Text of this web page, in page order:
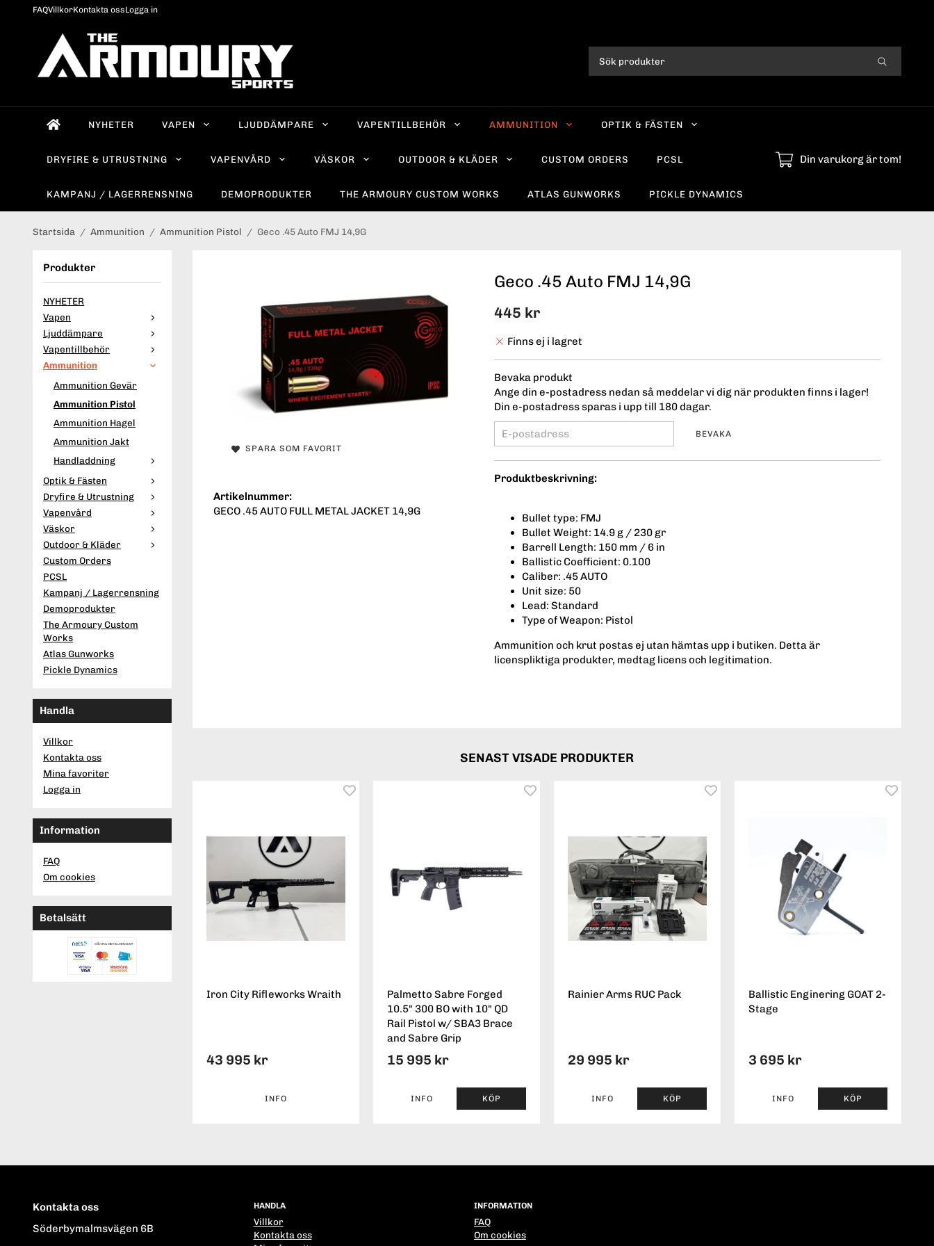
FAQVillkorKontakta ossLogga in
NYHETER VAPEN LJUDDÄMPARE VAPENTILLBEHÖR AMMUNITION OPTIK & FÄSTEN
DRYFIRE & UTRUSTNING VAPENVÅRD VÄSKOR OUTDOOR & KLÄDER CUSTOM ORDERS PCSL
KAMPANJ / LAGERRENSNING DEMOPRODUKTER THE ARMOURY CUSTOM WORKS ATLAS GUNWORKS PICKLE DYNAMICS
Din varukorg är tom!
Startsida / Ammunition / Ammunition Pistol / Geco .45 Auto FMJ 14,9G
Produkter
NYHETER
Vapen
Ljuddämpare
Vapentillbehör
Ammunition
Ammunition Gevär
Ammunition Pistol
Ammunition Hagel
Ammunition Jakt
Handladdning
Optik & Fästen
Dryfire & Utrustning
Vapenvård
Väskor
Outdoor & Kläder
Custom Orders
PCSL
Kampanj / Lagerrensning
Demoprodukter
The Armoury Custom
Works
Atlas Gunworks
Pickle Dynamics
Handla
Villkor
Kontakta oss
Mina favoriter
Logga in
Information
FAQ
Om cookies
Betalsätt
Geco .45 Auto FMJ 14,9G
445 kr
Finns ej i lagret
Bevaka produkt
Ange din e-postadress nedan så meddelar vi dig när produkten finns i lager!
Din e-postadress sparas i upp till 180 dagar.
BEVAKA
Produktbeskrivning:
Bullet type: FMJ
Bullet Weight: 14.9 g / 230 gr
Barrell Length: 150 mm / 6 in
Ballistic Coefficient: 0.100
Caliber: .45 AUTO
Unit size: 50
Lead: Standard
Type of Weapon: Pistol
Ammunition och krut postas ej utan hämtas upp i butiken. Detta är
licenspliktiga produkter, medtag licens och legitimation.
SPARA SOM FAVORIT
Artikelnummer:
GECO .45 AUTO FULL METAL JACKET 14,9G
SENAST VISADE PRODUKTER
Iron City Rifleworks Wraith
43 995 kr
INFO
Palmetto Sabre Forged
10.5" 300 BO with 10" QD
Rail Pistol w/ SBA3 Brace
and Sabre Grip
15 995 kr
INFO KÖP
Rainier Arms RUC Pack
29 995 kr
INFO KÖP
Ballistic Enginering GOAT 2-
Stage
3 695 kr
INFO KÖP
Kontakta oss
Söderbymalmsvägen 6B
HANDLA
Villkor
Kontakta oss
INFORMATION
FAQ
Om cookies